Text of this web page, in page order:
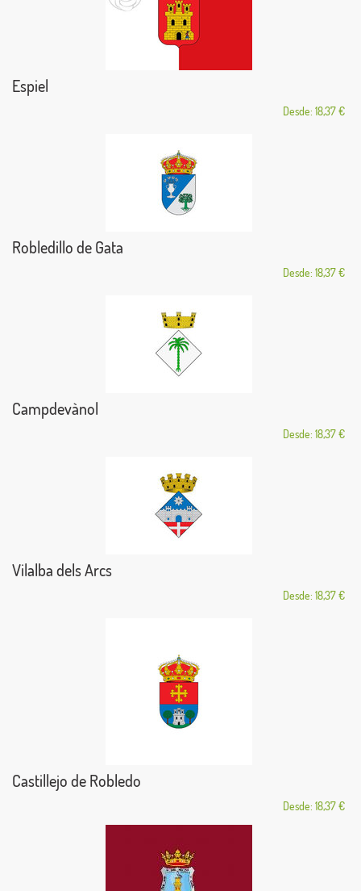
Espiel
Desde: 18,37 €
Robledillo de Gata
Desde: 18,37 €
Campdevànol
Desde: 18,37 €
Vilalba dels Arcs
Desde: 18,37 €
Castillejo de Robledo
Desde: 18,37 €